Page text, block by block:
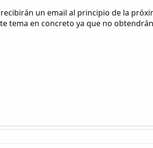
un email al principio de la
tema en concreto ya que no